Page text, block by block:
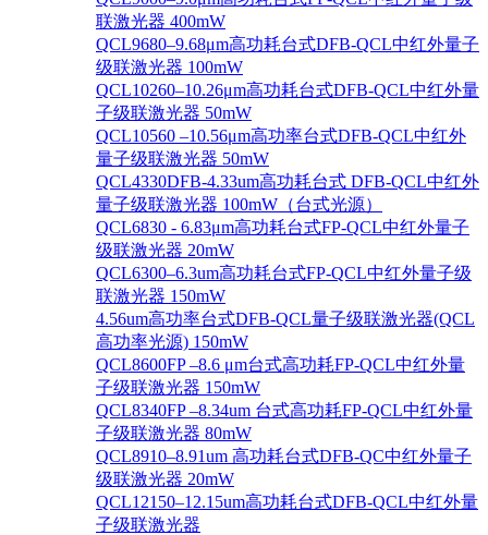
联激光器 400mW
QCL9680–9.68μm高功耗台式DFB-QCL中红外量子
级联激光器 100mW
QCL10260–10.26μm高功耗台式DFB-QCL中红外量
子级联激光器 50mW
QCL10560 –10.56μm高功率台式DFB-QCL中红外
量子级联激光器 50mW
QCL4330DFB-4.33um高功耗台式 DFB-QCL中红外
量子级联激光器 100mW（台式光源）
QCL6830 - 6.83μm高功耗台式FP-QCL中红外量子
级联激光器 20mW
QCL6300–6.3um高功耗台式FP-QCL中红外量子级
联激光器 150mW
4.56um高功率台式DFB-QCL量子级联激光器(QCL
高功率光源) 150mW
QCL8600FP –8.6 μm台式高功耗FP-QCL中红外量
子级联激光器 150mW
QCL8340FP –8.34um 台式高功耗FP-QCL中红外量
子级联激光器 80mW
QCL8910–8.91um 高功耗台式DFB-QC中红外量子
级联激光器 20mW
QCL12150–12.15um高功耗台式DFB-QCL中红外量
子级联激光器